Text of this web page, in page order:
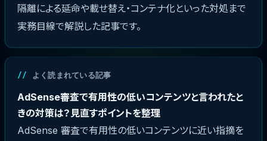
隔離による延命や載せ替え・コンテナ化といった対処まで
実務目線で解説した記事です。
よく読まれている記事
AdSense審査で有用性の低いコンテンツと言われたと
きの対策は？見直すポイントを整理
AdSense 審査で有用性の低いコンテンツに近い指摘を